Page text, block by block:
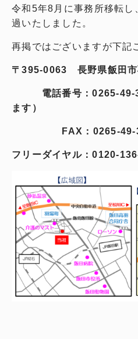
令和5年8月に事務所移転し
過いたしました。
再掲ではございますが下記
〒395-0063 長野県飯田
電話番号：0265-49-
ます）
FAX：0265-49-
フリーダイヤル：0120-